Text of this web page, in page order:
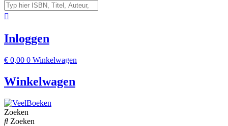
Inloggen
€ 0,00 0 Winkelwagen
Winkelwagen
Zoeken
Zoeken